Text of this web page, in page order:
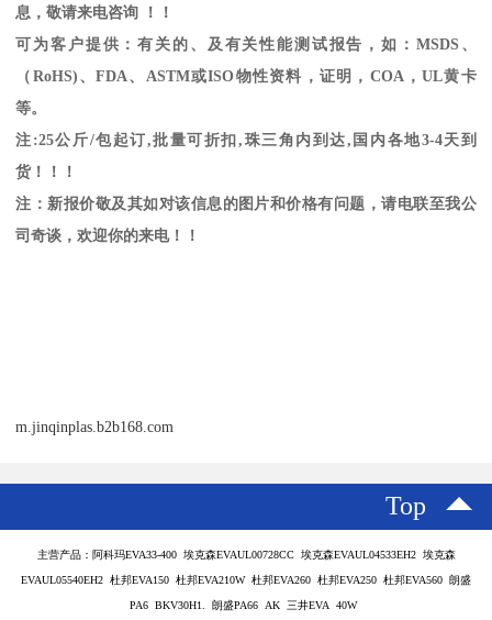
息，敬请来电咨询 ！！
可为客户提供：有关的、及有关性能测试报告，如： MSDS 、
（ RoHS) 、FDA、 ASTM或ISO物性资料，证明， COA，UL黄卡
等。
注 :25公斤/包起订,批量可折扣, 珠三角内到达, 国内各地3-4天到
货！！！
注：新报价敬及其如对该信息的图片和价格有问题，请电联至我公
司奇谈，欢迎你的来电！！
m.jinqinplas.b2b168.com
Top
主营产品：阿科玛EVA33-400 埃克森EVAUL00728CC 埃克森EVAUL04533EH2 埃克森
EVAUL05540EH2 杜邦EVA150 杜邦EVA210W 杜邦EVA260 杜邦EVA250 杜邦EVA560 朗盛
PA6 BKV30H1. 朗盛PA66 AK 三井EVA 40W